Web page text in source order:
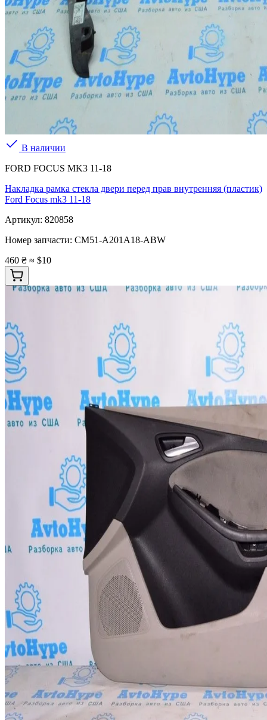
В наличии
FORD FOCUS MK3 11-18
Накладка рамка стекла двери перед прав внутренняя (пластик)
Ford Focus mk3 11-18
Артикул: 820858
Номер запчасти: CM51-A201A18-ABW
460 ₴ ≈ $10